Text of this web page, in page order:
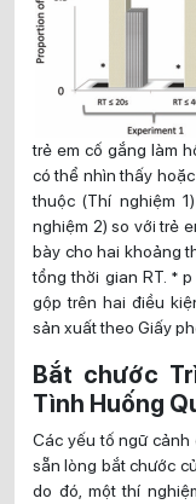
trẻ em cố gắng làm
có thể nhìn thấy
thuộc (Thí nghiệm
nghiệm 2) so với trẻ
bày cho hai khoảng
tổng thời gian RT. *
gộp trên hai điều
sản xuất theo Giấy
Bắt chước
Tình Huống
Các yếu tố ngữ
sẵn lòng bắt chước
do đó, một thí